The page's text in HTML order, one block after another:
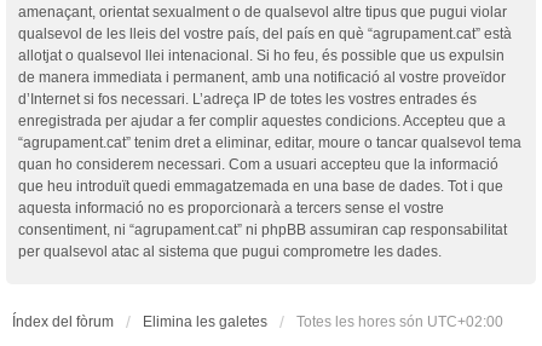
amenaçant, orientat sexualment o de qualsevol altre tipus que pugui violar
qualsevol de les lleis del vostre país, del país en què “agrupament.cat” està
allotjat o qualsevol llei intenacional. Si ho feu, és possible que us expulsin
de manera immediata i permanent, amb una notificació al vostre proveïdor
d’Internet si fos necessari. L’adreça IP de totes les vostres entrades és
enregistrada per ajudar a fer complir aquestes condicions. Accepteu que a
“agrupament.cat” tenim dret a eliminar, editar, moure o tancar qualsevol tema
quan ho considerem necessari. Com a usuari accepteu que la informació
que heu introduït quedi emmagatzemada en una base de dades. Tot i que
aquesta informació no es proporcionarà a tercers sense el vostre
consentiment, ni “agrupament.cat” ni phpBB assumiran cap responsabilitat
per qualsevol atac al sistema que pugui comprometre les dades.
Índex del fòrum Elimina les galetes Totes les hores són UTC+02:00